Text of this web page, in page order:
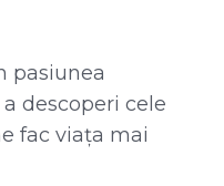
pasiunea
descoperi cele
fac viața mai